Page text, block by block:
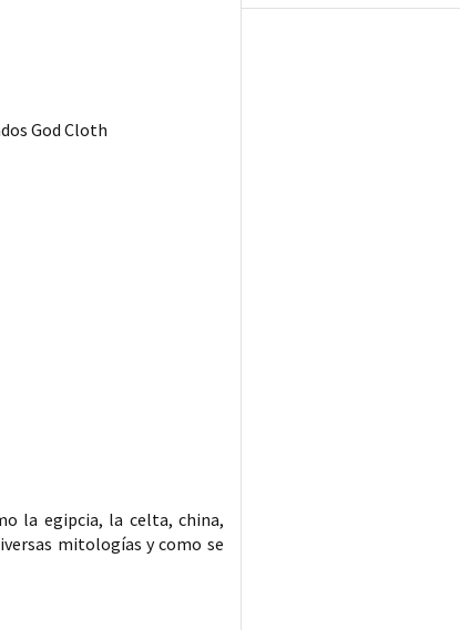
God Cloth
la egipcia, la celta, china,
mitologías y como se